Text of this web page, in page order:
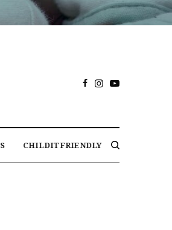
CHILDITFRIENDLY